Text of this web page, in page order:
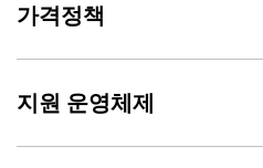
가격정책
지원 운영체제